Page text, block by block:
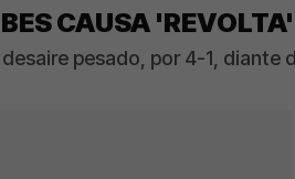
CAUSA
pesado, por 4-1, diante